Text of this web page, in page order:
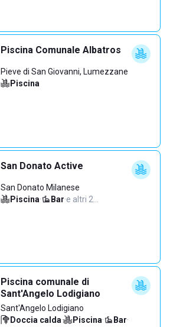
Piscina Comunale Albatros
Pieve di San Giovanni, Lumezzane
Piscina
San Donato Active
San Donato Milanese
Piscina· Bar·e altri 2…
Piscina comunale di
Sant'Angelo Lodigiano
Sant'Angelo Lodigiano
Doccia calda· Piscina· Bar·